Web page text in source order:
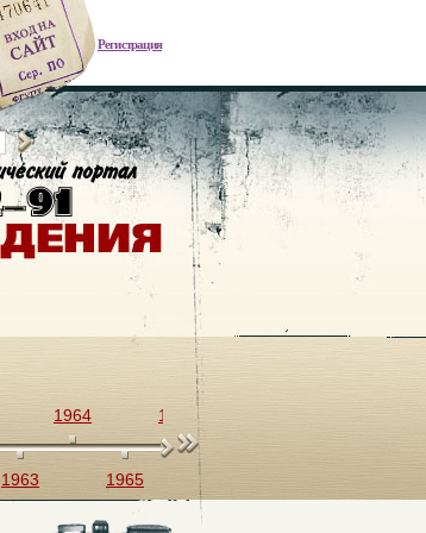
Регистрация
1963
1964
1965
1966